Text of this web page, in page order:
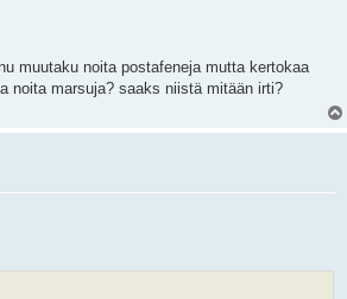
muutaku noita postafeneja mutta kertokaa
noita marsuja? saaks niistä mitään irti?